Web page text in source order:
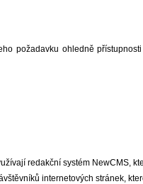
požadavku ohledně
redakční systém NewCMS,
internetových stránek,